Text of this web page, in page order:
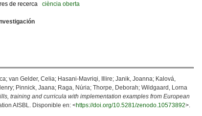
de recerca
ciència oberta
van Gelder, Celia; Hasani-Mavriqi, Illire; Janik, Joanna; Kalová,
Pinnick, Jaana; Raga, Núria; Thorpe, Deborah; Wildgaard, Lorna
training and curricula with implementation examples from European
AISBL. Disponible en: <https://doi.org/10.5281/zenodo.10573892>.